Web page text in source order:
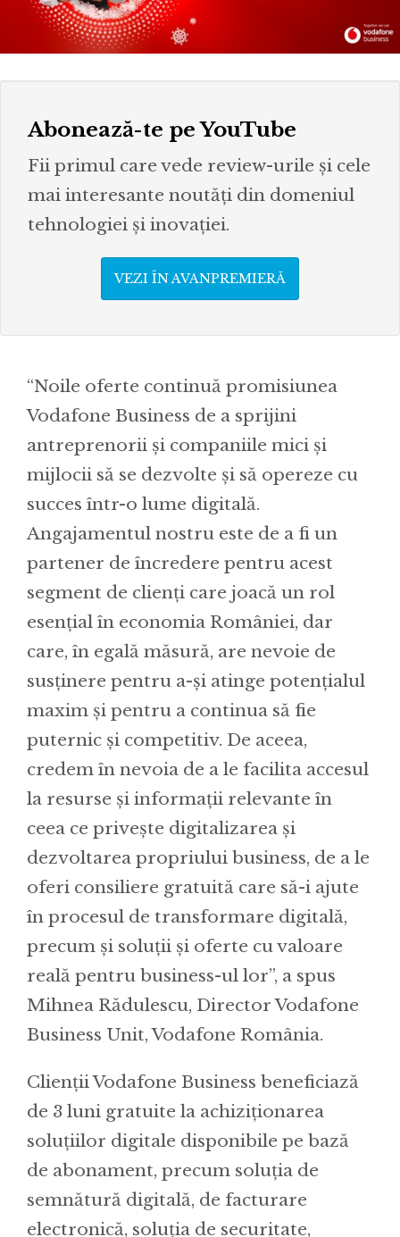
Abonează-te pe YouTube
Fii primul care vede review-urile și cele
mai interesante noutăți din domeniul
tehnologiei și inovației.
VEZI ÎN AVANPREMIERĂ
“Noile oferte continuă promisiunea
Vodafone Business de a sprijini
antreprenorii și companiile mici și
mijlocii să se dezvolte și să opereze cu
succes într-o lume digitală.
Angajamentul nostru este de a fi un
partener de încredere pentru acest
segment de clienți care joacă un rol
esențial în economia României, dar
care, în egală măsură, are nevoie de
susținere pentru a-și atinge potențialul
maxim și pentru a continua să fie
puternic și competitiv. De aceea,
credem în nevoia de a le facilita accesul
la resurse și informații relevante în
ceea ce privește digitalizarea și
dezvoltarea propriului business, de a le
oferi consiliere gratuită care să-i ajute
în procesul de transformare digitală,
precum și soluții și oferte cu valoare
reală pentru business-ul lor”, a spus
Mihnea Rădulescu, Director Vodafone
Business Unit, Vodafone România.
Clienții Vodafone Business beneficiază
de 3 luni gratuite la achiziționarea
soluțiilor digitale disponibile pe bază
de abonament, precum soluția de
semnătură digitală, de facturare
electronică, soluția de securitate,